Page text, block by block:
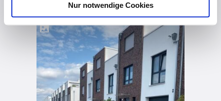
Nur notwendige Cookies